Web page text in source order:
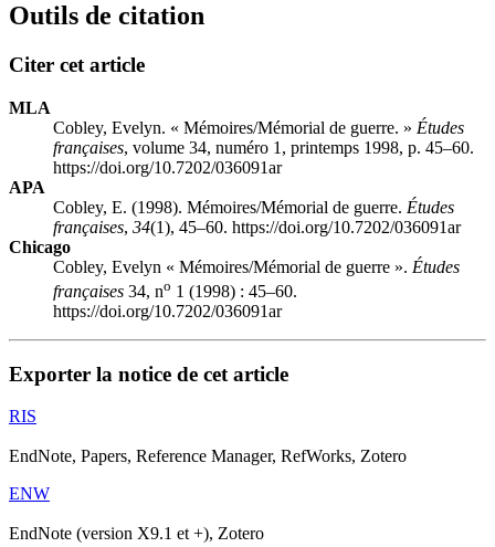
Outils de citation
Citer cet article
MLA
Cobley, Evelyn. « Mémoires/Mémorial de guerre. » Études
françaises, volume 34, numéro 1, printemps 1998, p. 45–60.
https://doi.org/10.7202/036091ar
APA
Cobley, E. (1998). Mémoires/Mémorial de guerre. Études
françaises, 34(1), 45–60. https://doi.org/10.7202/036091ar
Chicago
Cobley, Evelyn « Mémoires/Mémorial de guerre ». Études
françaises 34, no 1 (1998) : 45–60.
https://doi.org/10.7202/036091ar
Exporter la notice de cet article
RIS
EndNote, Papers, Reference Manager, RefWorks, Zotero
ENW
EndNote (version X9.1 et +), Zotero